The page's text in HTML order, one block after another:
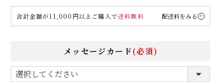
合計金額が11,000円以上ご購入で送料無料 配送料をみる
メッセージカード (必須)